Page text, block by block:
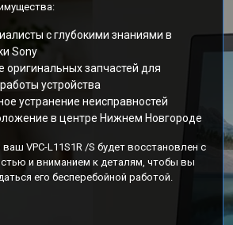
с глубокими знаниями в
Sony
оригинальных запчастей для
устройства
устранение неисправностей
в центре Нижнем Новгороде
VPC-L11S1R /S будет восстановлен с
и вниманием к деталям, чтобы вы
его бесперебойной работой.